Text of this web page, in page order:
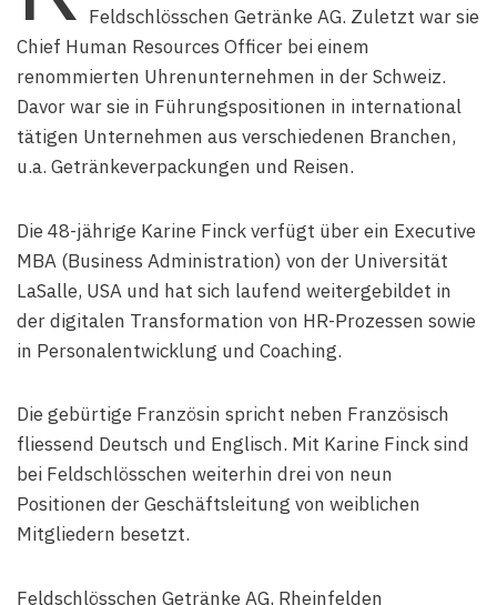
Feldschlösschen Getränke AG. Zuletzt war sie
Chief Human Resources Officer bei einem
renommierten Uhrenunternehmen in der Schweiz.
Davor war sie in Führungspositionen in international
tätigen Unternehmen aus verschiedenen Branchen,
u.a. Getränkeverpackungen und Reisen.
Die 48-jährige Karine Finck verfügt über ein Executive
MBA (Business Administration) von der Universität
LaSalle, USA und hat sich laufend weitergebildet in
der digitalen Transformation von HR-Prozessen sowie
in Personalentwicklung und Coaching.
Die gebürtige Französin spricht neben Französisch
fliessend Deutsch und Englisch. Mit Karine Finck sind
bei Feldschlösschen weiterhin drei von neun
Positionen der Geschäftsleitung von weiblichen
Mitgliedern besetzt.
Feldschlösschen Getränke AG, Rheinfelden